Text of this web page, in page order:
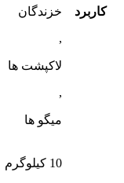
کاربرد
خزندگان
,
لاکپشت ها
,
میگو ها
10 کیلوگرم